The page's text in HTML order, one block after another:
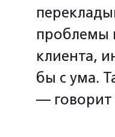
проблемы
клиента,
бы с ума.
— говорит